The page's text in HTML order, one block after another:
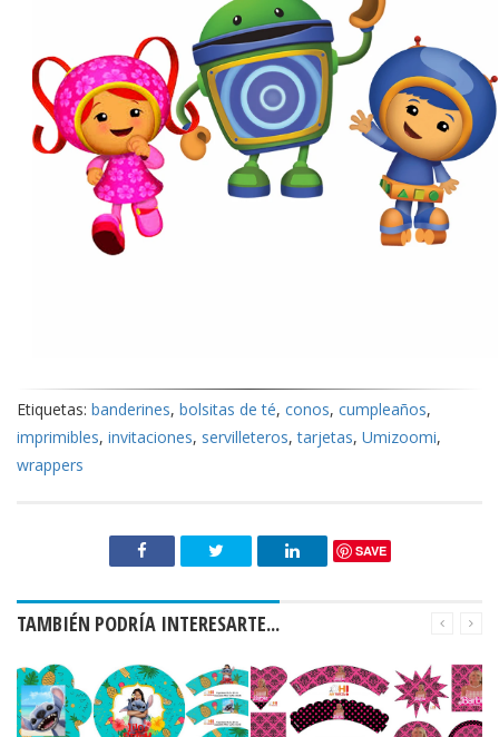
Etiquetas: banderines, bolsitas de té, conos, cumpleaños,
imprimibles, invitaciones, servilleteros,tarjetas, Umizoomi,
wrappers
SAVE
TAMBIÉN PODRÍA INTERESARTE...